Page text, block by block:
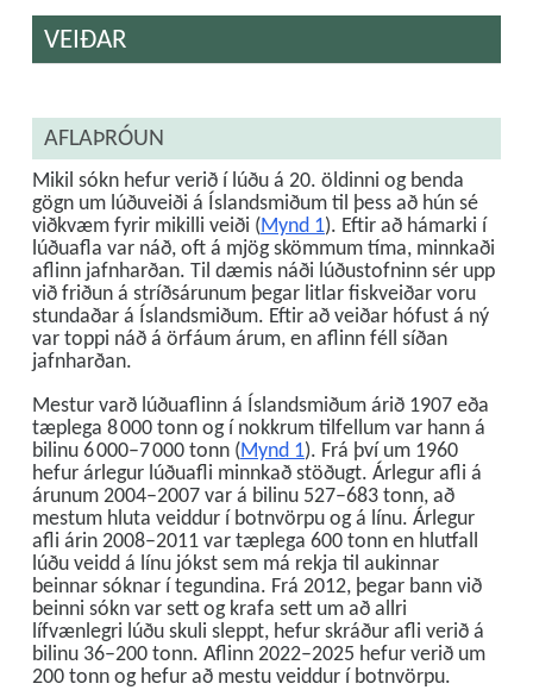
VEIÐAR
AFLAÞRÓUN
Mikil sókn hefur verið í lúðu á 20. öldinni og benda
gögn um lúðuveiði á Íslandsmiðum til þess að hún sé
viðkvæm fyrir mikilli veiði (Mynd 1). Eftir að hámarki í
lúðuafla var náð, oft á mjög skömmum tíma, minnkaði
aflinn jafnharðan. Til dæmis náði lúðustofninn sér upp
við friðun á stríðsárunum þegar litlar fiskveiðar voru
stundaðar á Íslandsmiðum. Eftir að veiðar hófust á ný
var toppi náð á örfáum árum, en aflinn féll síðan
jafnharðan.
Mestur varð lúðuaflinn á Íslandsmiðum árið 1907 eða
tæplega 8 000 tonn og í nokkrum tilfellum var hann á
bilinu 6 000–7 000 tonn (Mynd 1). Frá því um 1960
hefur árlegur lúðuafli minnkað stöðugt. Árlegur afli á
árunum 2004–2007 var á bilinu 527–683 tonn, að
mestum hluta veiddur í botnvörpu og á línu. Árlegur
afli árin 2008–2011 var tæplega 600 tonn en hlutfall
lúðu veidd á línu jókst sem má rekja til aukinnar
beinnar sóknar í tegundina. Frá 2012, þegar bann við
beinni sókn var sett og krafa sett um að allri
lífvænlegri lúðu skuli sleppt, hefur skráður afli verið á
bilinu 36–200 tonn. Aflinn 2022–2025 hefur verið um
200 tonn og hefur að mestu veiddur í botnvörpu.